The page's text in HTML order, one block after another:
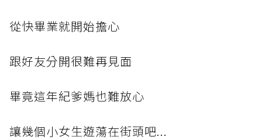
從快畢業就開始擔心
跟好友分開很難再見面
畢竟這年紀爹媽也難放心
讓幾個小女生遊蕩在街頭吧...